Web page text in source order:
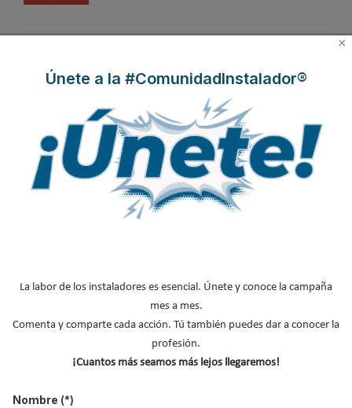
registran la mitad de gas radón
que los edificios convencionales
en las zonas más expuestas de
España
Publicado en Construcción Sostenible 15 Ene 2026
×
Únete a la #ComunidadInstalador®
La labor de los instaladores es esencial. Únete y conoce la campaña
mes a mes.
Comenta y comparte cada acción. Tú también puedes dar a conocer la
profesión.
¡Cuantos más seamos más lejos llegaremos!
Nombre (*)